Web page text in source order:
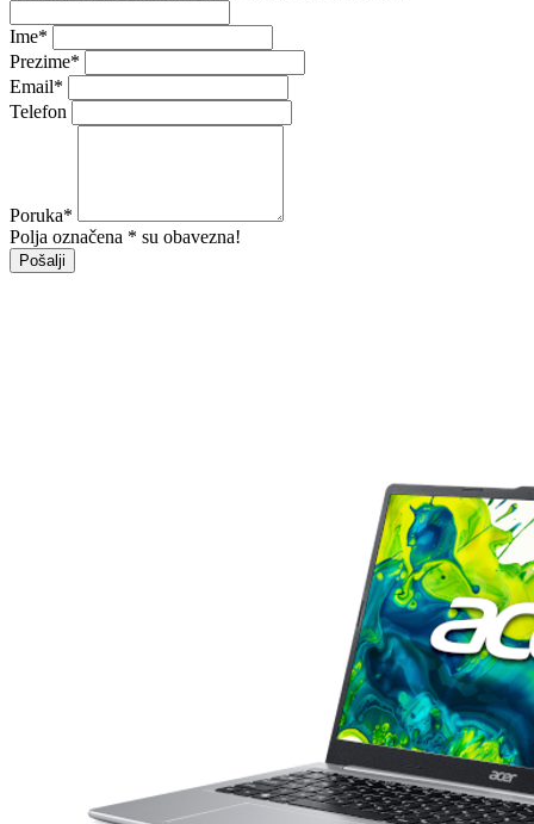
Ime*
Prezime*
Email*
Telefon
Poruka*
Polja označena * su obavezna!
Pošalji